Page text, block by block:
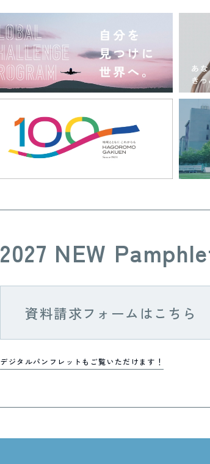
2027 NEW
資料請求フォームはこちら
デジタルパンフレットもご覧いただけます！